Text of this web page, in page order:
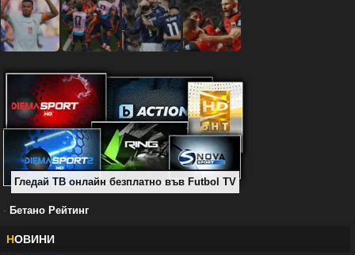
Гледай ТВ онлайн безплатно във Futbol TV
- Бетано Рейтинг
НОВИНИ